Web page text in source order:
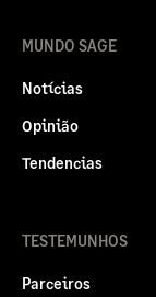
MUNDO SAGE
Notícias
Opinião
Tendencias
TESTEMUNHOS
Parceiros